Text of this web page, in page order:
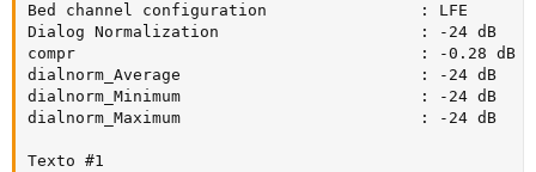
Bed channel configuration                : LFE
Dialog Normalization                     : -24 dB
compr                                    : -0.28 dB
dialnorm_Average                         : -24 dB
dialnorm_Minimum                         : -24 dB
dialnorm_Maximum                         : -24 dB
Texto #1